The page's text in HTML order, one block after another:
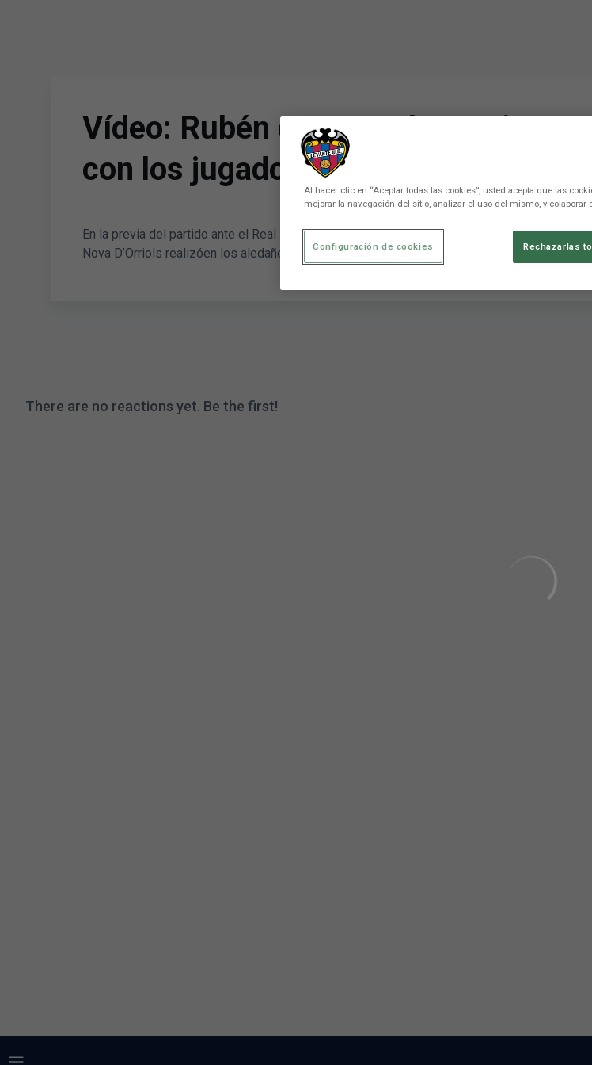
Vídeo: Rubén compara los mejores
con los jugadores del Real Madrid
En la previa del partido ante el Real Madrid, Rubén García, un apasionado de los coches
Nova D’Orriols realizóen los aledaños del Ciutat de València. El levantinista ha comparad
There are no reactions yet. Be the first!
Al hacer clic en “Aceptar todas las cookies”, usted acepta que las
mejorar la navegación del sitio, analizar el uso del mismo, y colaborar
Rechazarlas
Configuración de cookies